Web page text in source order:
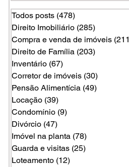
Todos posts (478)
Direito Imobiliário (285)
Compra e venda de imóveis
Direito de Família (203)
Inventário (67)
Corretor de imóveis (30)
Pensão Alimentícia (49)
Locação (39)
Condomínio (9)
Divórcio (47)
Imóvel na planta (78)
Guarda e visitas (25)
Loteamento (12)